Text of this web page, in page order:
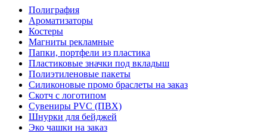
Полиграфия
Ароматизаторы
Костеры
Магниты рекламные
Папки, портфели из пластика
Пластиковые значки под вкладыш
Полиэтиленовые пакеты
Силиконовые промо браслеты на заказ
Скотч с логотипом
Сувениры PVC (ПВХ)
Шнурки для бейджей
Эко чашки на заказ